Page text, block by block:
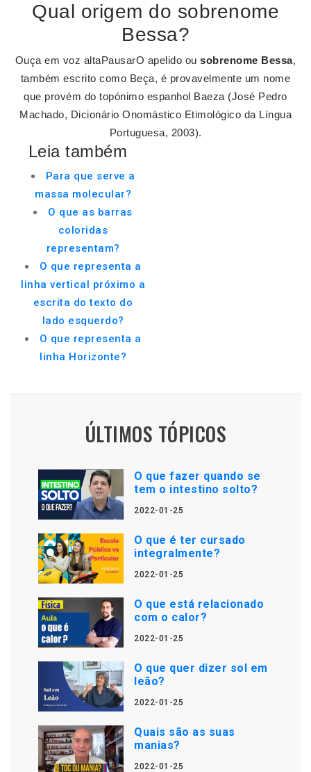
Qual origem do sobrenome
Bessa?
Ouça em voz altaPausarO apelido ousobrenome Bessa,
também escrito como Beça, é provavelmente um nome
que provém do topónimo espanhol Baeza (José Pedro
Machado, Dicionário Onomástico Etimológico da Língua
Portuguesa, 2003).
Leia também
Para que serve a
massa molecular?
O que as barras
coloridas
representam?
O que representa a
linha vertical próximo a
escrita do texto do
lado esquerdo?
O que representa a
linha Horizonte?
ÚLTIMOS TÓPICOS
O que fazer quando se
tem o intestino solto?
2022-01-25
O que é ter cursado
integralmente?
2022-01-25
O que está relacionado
com o calor?
2022-01-25
O que quer dizer sol em
leão?
2022-01-25
Quais são as suas
manias?
2022-01-25